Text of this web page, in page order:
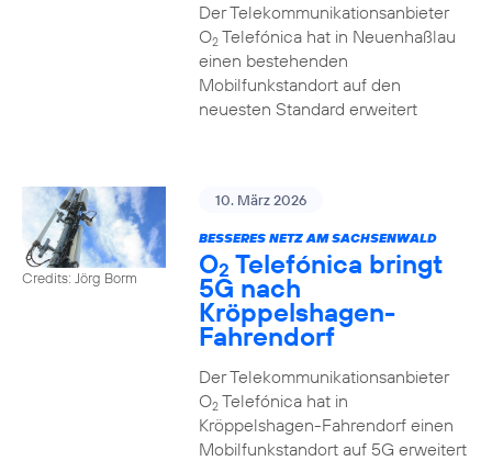
Der Telekommunikationsanbieter
O2Telefónica hat in Neuenhaßlau
einen bestehenden
Mobilfunkstandort auf den
neuesten Standard erweitert
Credits: Jörg Borm
10. März 2026
BESSERES NETZ AM SACHSENWALD
O2 Telefónica bringt
5G nach
Kröppelshagen-
Fahrendorf
Der Telekommunikationsanbieter
O2Telefónica hat in
Kröppelshagen-Fahrendorf einen
Mobilfunkstandort auf 5G erweitert